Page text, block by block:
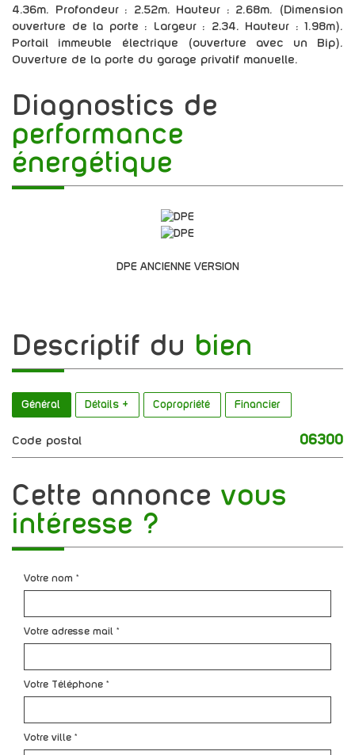
4.36m. Profondeur : 2.52m. Hauteur : 2.68m. (Dimension
ouverture de la porte : Largeur : 2.34. Hauteur : 1.98m).
Portail immeuble électrique (ouverture avec un Bip).
Ouverture de la porte du garage privatif manuelle.
diagnostics de
performance
énergétique
DPE ANCIENNE VERSION
descriptif du bien
Général Détails + Copropriété Financier
Code postal 06300
cette annonce vous
intéresse ?
Votre nom *
Votre adresse mail *
Votre Téléphone *
Votre ville *